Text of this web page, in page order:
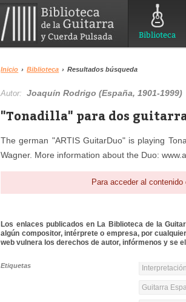
Biblioteca
Inicio › Biblioteca › Resultados búsqueda
Autor:Joaquín Rodrigo (España, 1901-1999)
"Tonadilla" para dos
The german "ARTIS GuitarDuo" is playing
Wagner. More information about the Duo:
Para acceder al
Los enlaces publicados en La Biblioteca de la
algún compositor, intérprete o empresa, por
web vulnera los derechos de autor, infórmenos y se
Etiquetas
Guitarra